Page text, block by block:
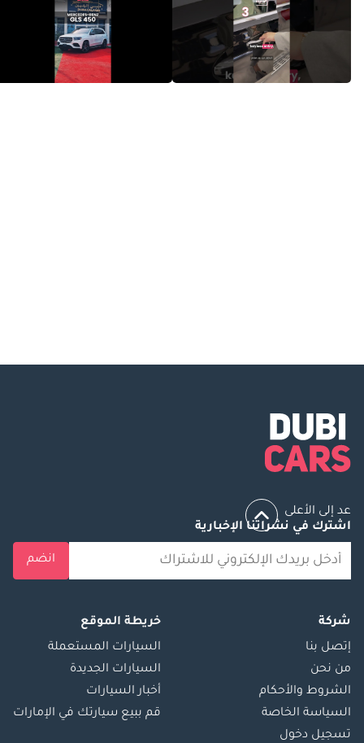
عد إلى الأعلى
اشترك في نشراتنا الإخبارية
انضم
شركة
إتصل بنا
من نحن
الشروط والأحكام
السياسة الخاصة
تسجيل دخول
خريطة الموقع
السيارات المستعملة
السيارات الجديدة
أخبار السيارات
قم ببيع سيارتك في الإمارات